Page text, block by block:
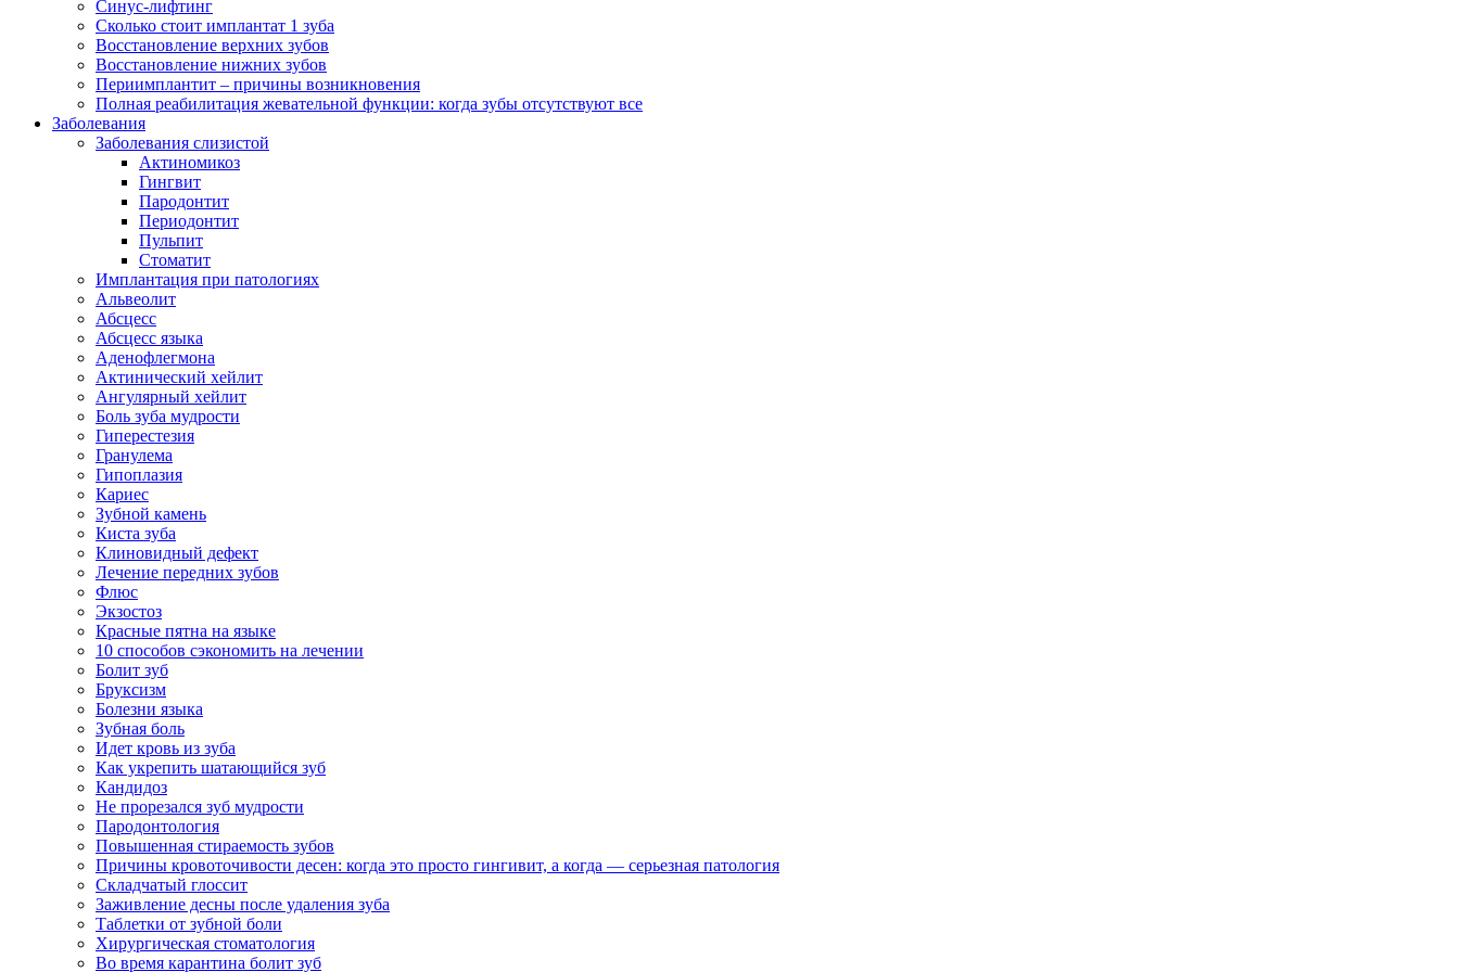
Синус-лифтинг
Сколько стоит имплантат 1 зуба
Восстановление верхних зубов
Восстановление нижних зубов
Периимплантит – причины возникновения
Полная реабилитация жевательной функции: когда зубы отсутствуют все
Заболевания
Заболевания слизистой
Актиномикоз
Гингвит
Пародонтит
Периодонтит
Пульпит
Стоматит
Имплантация при патологиях
Альвеолит
Абсцесс
Абсцесс языка
Аденофлегмона
Актинический хейлит
Ангулярный хейлит
Боль зуба мудрости
Гиперестезия
Гранулема
Гипоплазия
Кариес
Зубной камень
Киста зуба
Клиновидный дефект
Лечение передних зубов
Флюс
Экзостоз
Красные пятна на языке
10 способов сэкономить на лечении
Болит зуб
Бруксизм
Болезни языка
Зубная боль
Идет кровь из зуба
Как укрепить шатающийся зуб
Кандидоз
Не прорезался зуб мудрости
Пародонтология
Повышенная стираемость зубов
Причины кровоточивости десен: когда это просто гингивит, а когда — серьезная патология
Складчатый глоссит
Заживление десны после удаления зуба
Таблетки от зубной боли
Хирургическая стоматология
Во время карантина болит зуб